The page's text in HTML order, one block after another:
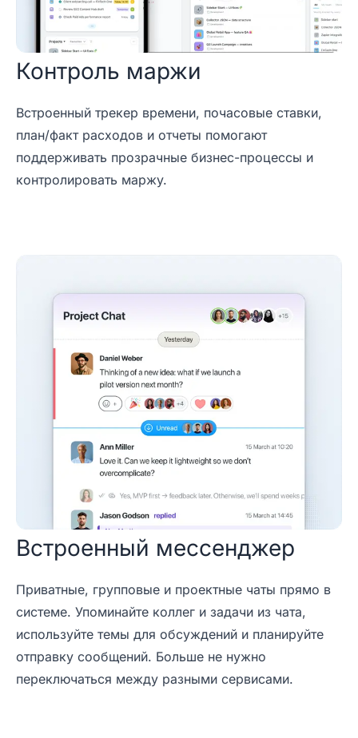
Контроль маржи
Встроенный трекер времени, почасовые ставки,
план/факт расходов и отчеты помогают
поддерживать прозрачные бизнес-процессы и
контролировать маржу.
Встроенный мессенджер
Приватные, групповые и проектные чаты прямо в
системе. Упоминайте коллег и задачи из чата,
используйте темы для обсуждений и планируйте
отправку сообщений. Больше не нужно
переключаться между разными сервисами.